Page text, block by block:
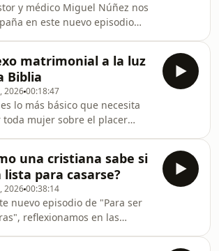
y médico Miguel Núñez nos
en este nuevo episodio
familiar.
matrimonial a la luz
Biblia
202600:18:47
lo más básico que necesita
toda mujer sobre el placer
episodio de "Para ser
una cristiana sabe si
lista para casarse?
202600:38:14
nuevo episodio de "Para ser
reflexionamos en las